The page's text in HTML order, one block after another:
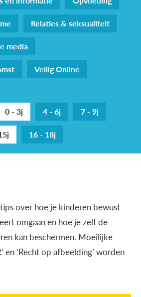
Relaties & seksualiteit
media
Veilig Online
0 - 3j 4 - 6j
7 - 9j
16 - 18j
over hoe je kinderen bewust
omgaan en hoe je zelf de
kan beschermen. Moeilijke
en ‘Recht op afbeelding’ worden